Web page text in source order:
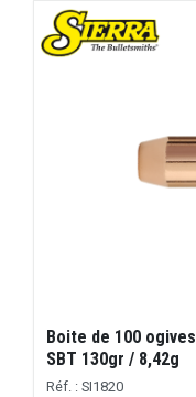
Boite de 100
SBT 130gr / 8,42g
Réf. : SI1820